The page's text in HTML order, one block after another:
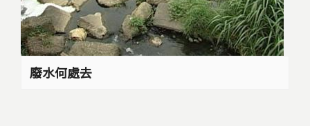
廢水何處去